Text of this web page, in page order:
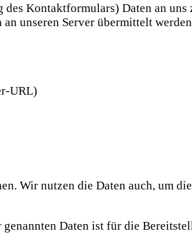
Kontaktformulars) Daten an
unseren Server übermittelt
URL)
Wir nutzen die Daten auch, um
Daten ist für die